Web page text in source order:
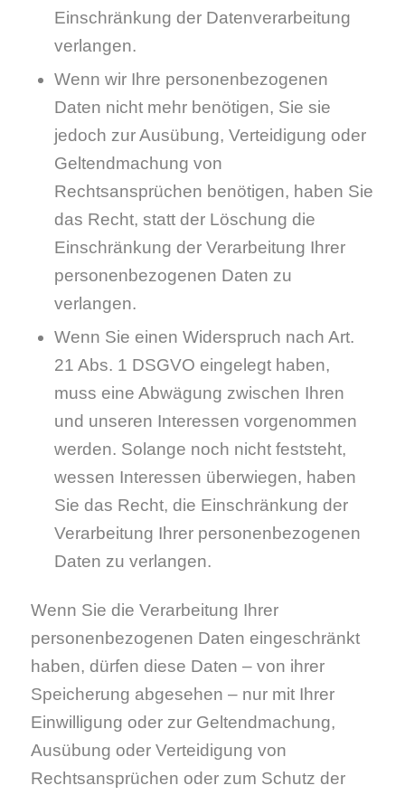
Einschränkung der Datenverarbeitung
verlangen.
Wenn wir Ihre personenbezogenen
Daten nicht mehr benötigen, Sie sie
jedoch zur Ausübung, Verteidigung oder
Geltendmachung von
Rechtsansprüchen benötigen, haben Sie
das Recht, statt der Löschung die
Einschränkung der Verarbeitung Ihrer
personenbezogenen Daten zu
verlangen.
Wenn Sie einen Widerspruch nach Art.
21 Abs. 1 DSGVO eingelegt haben,
muss eine Abwägung zwischen Ihren
und unseren Interessen vorgenommen
werden. Solange noch nicht feststeht,
wessen Interessen überwiegen, haben
Sie das Recht, die Einschränkung der
Verarbeitung Ihrer personenbezogenen
Daten zu verlangen.
Wenn Sie die Verarbeitung Ihrer
personenbezogenen Daten eingeschränkt
haben, dürfen diese Daten – von ihrer
Speicherung abgesehen – nur mit Ihrer
Einwilligung oder zur Geltendmachung,
Ausübung oder Verteidigung von
Rechtsansprüchen oder zum Schutz der